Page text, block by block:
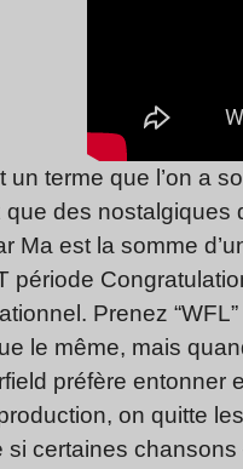
un terme que l’on a
que des nostalgiques
Ma est la somme
période
Prenez
le même, mais
préfère entonner
on quitte
si certaines chansons